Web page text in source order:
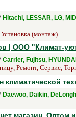
Hitachi, LESSAR, LG,
(монтаж).
| ООО "Климат-
Carrier, Fujitsu,
Ремонт, Сервис,
климатической
Daewoo, Daikin,